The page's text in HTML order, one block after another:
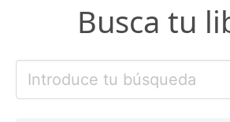
Busca tu